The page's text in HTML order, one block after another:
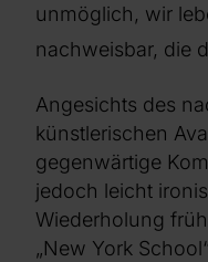
unmöglich, wir
nachweisbar, die
Angesichts des
künstlerischen
gegenwärtige
jedoch leicht
Wiederholung
„New York